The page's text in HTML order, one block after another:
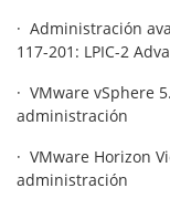
· Administración
117-201: LPIC-2
· VMware vSphere
administración
· VMware Horizon
administración